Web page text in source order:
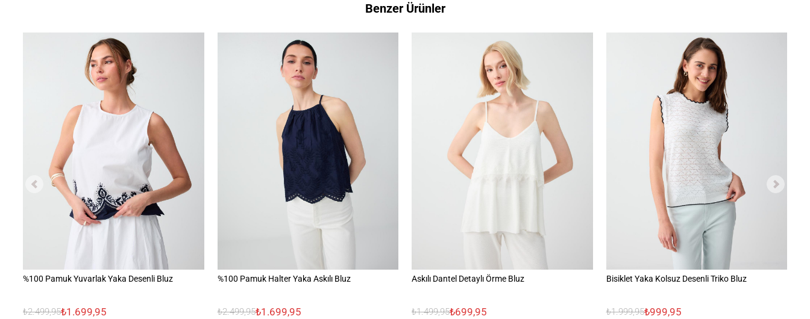
Benzer Ürünler
%100 Pamuk Yuvarlak Yaka Desenli Bluz
₺2.499,95₺1.699,95
%100 Pamuk Halter Yaka Askılı Bluz
₺2.499,95₺1.699,95
Askılı Dantel Detaylı Örme Bluz
₺1.499,95₺699,95
Bisiklet Yaka Kolsuz Desenli Triko Bluz
₺1.999,95₺999,95